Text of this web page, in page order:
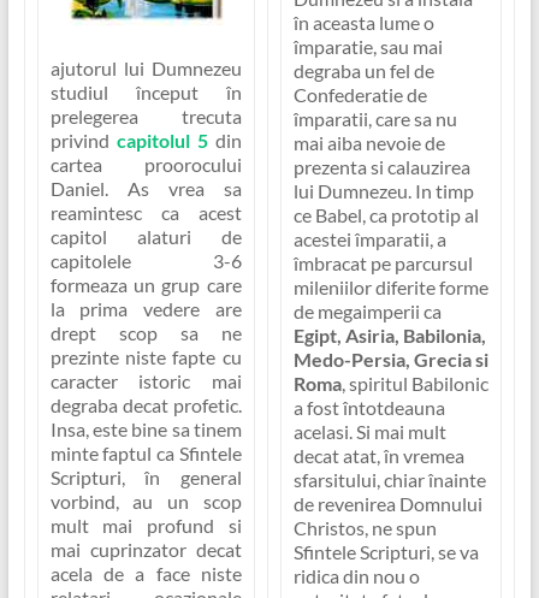
ajutorul lui Dumnezeu
studiul început în
prelegerea trecuta
privind capitolul 5din
cartea proorocului
Daniel. As vrea sa
reamintesc ca acest
capitol alaturi de
capitolele 3-6
formeaza un grup care
la prima vedere are
drept scop sa ne
prezinte niste fapte cu
caracter istoric mai
degraba decat profetic.
Insa, este bine sa tinem
minte faptul ca Sfintele
Scripturi, în general
vorbind, au un scop
mult mai profund si
mai cuprinzator decat
acela de a face niste
în aceasta lume o
împaratie, sau mai
degraba un fel de
Confederatie de
împaratii, care sa nu
mai aiba nevoie de
prezenta si calauzirea
lui Dumnezeu. In timp
ce Babel, ca prototip al
acestei împaratii, a
îmbracat pe parcursul
mileniilor diferite forme
de megaimperii ca
Egipt, Asiria, Babilonia,
Medo-Persia, Grecia si
Roma, spiritul Babilonic
a fost întotdeauna
acelasi. Si mai mult
decat atat, în vremea
sfarsitului, chiar înainte
de revenirea Domnului
Christos, ne spun
Sfintele Scripturi, se va
ridica din nou o